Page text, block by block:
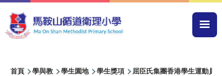
移至主內容
導
首頁 學與教 學生園地 學生獎項 屈臣氏集團香港學生運動員